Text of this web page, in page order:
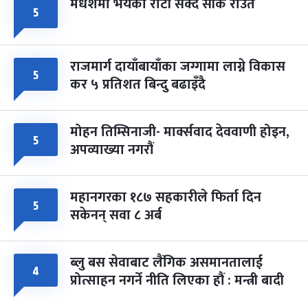
५
५ राजमार्ग दायाँबायाँका जग्गामा लाग्ने विकास
कर ५ प्रतिशत बिन्दु बढाइँदै
५ मोहन तिम्सिनाजी- मार्क्सवाद देववाणी होइन,
अपव्याख्या नगरौं
५ महानगरका १८७ सहकारीले फिर्ता दिन
सकेनन् सवा ८ अर्ब
४ ब्लु बस सेवाबाट लैंगिक असमानतालाई
प्रोत्साहन नगर्ने नीति लिएका हौं : मन्त्री बादी